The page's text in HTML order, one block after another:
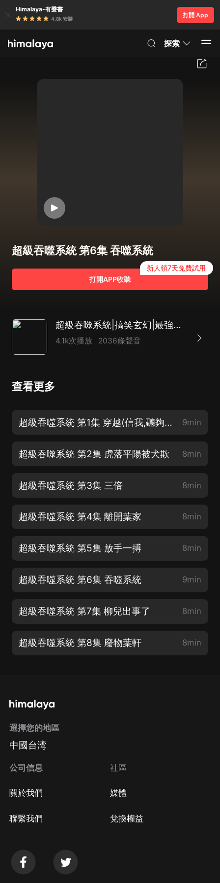
Himalaya-有聲書
4.8k 安裝
打開 App
探索
超級吞噬系統 第6集 吞噬系統
打開APP收聽
新人領7天免費試用
超級吞噬系統|搞笑玄幻|最強系統|多人
4.1k次播放 2036條聲音
查看更多
超級吞噬系統 第1集 穿越(信我,聽夠20集絕對停不下來) 9min
超級吞噬系統 第2集 虎落平陽被犬欺 8min
超級吞噬系統 第3集 三倍 8min
超級吞噬系統 第4集 離開葉家 8min
超級吞噬系統 第5集 放手一搏 8min
超級吞噬系統 第6集 吞噬系統 9min
超級吞噬系統 第7集 柳兒出事了 8min
超級吞噬系統 第8集 廢物葉軒 8min
選擇您的地區
中國台湾
公司信息
關於我們
聯繫我們
社區
媒體
兌換權益